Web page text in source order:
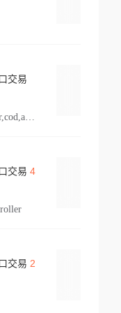
交易
vehicle,pl 2,arts,home decor,cod,amusement ride,sea
交易 4
交易 2